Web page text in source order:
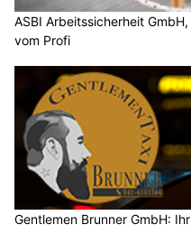
ASBI Arbeitssicherheit
vom Profi
Gentlemen Brunner GmbH: